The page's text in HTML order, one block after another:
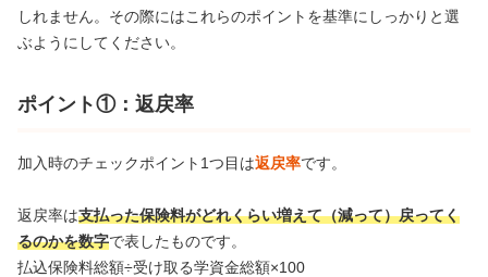
しれません。その際にはこれらのポイントを基準にしっかりと選
ぶようにしてください。
ポイント①：返戻率
加入時のチェックポイント1つ目は返戻率です。
返戻率は支払った保険料がどれくらい増えて（減って）戻ってく
るのかを数字で表したものです。
払込保険料総額÷受け取る学資金総額×100